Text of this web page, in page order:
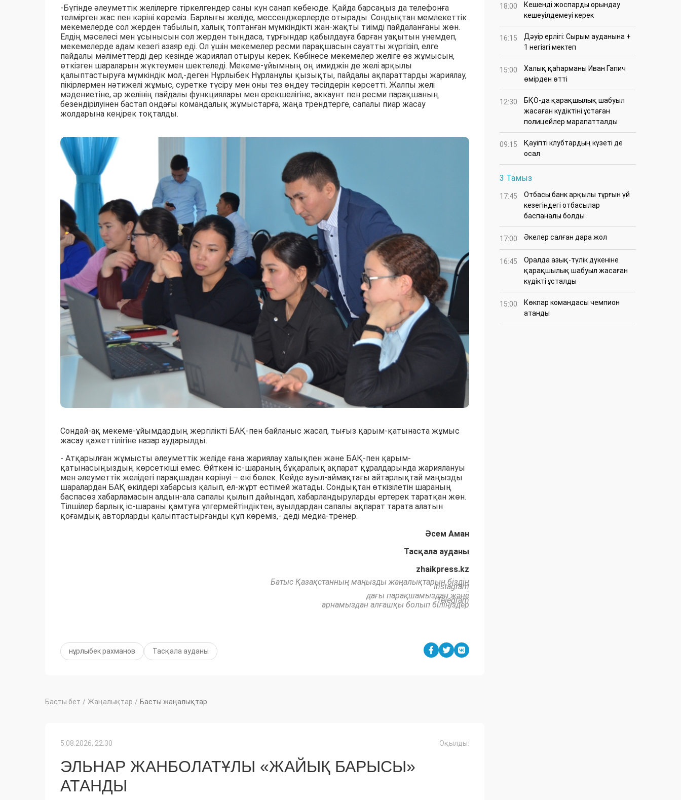
-Бүгінде әлеуметтік желілерге тіркелгендер саны күн санап көбеюде. Қайда барсаңыз да телефонға
телмірген жас пен кәріні көреміз. Барлығы желіде, мессенджерлерде отырады. Сондықтан мемлекеттік
мекемелерде сол жерден табылып, халық топтанған мүмкіндікті жан-жақты тиімді пайдаланғаны жөн.
Елдің мәселесі мен ұсынысын сол жерден тыңдаса, тұрғындар қабылдауға барған уақытын үнемдеп,
мекемелерде адам кезегі азаяр еді. Ол үшін мекемелер ресми парақшасын сауатты жүргізіп, елге
пайдалы мәліметтерді дер кезінде жариялап отыруы керек. Көбінесе мекемелер желіге өз жұмысын,
өткізген шараларын жүктеумен шектеледі. Мекеме-ұйымның оң имиджін де желі арқылы
қалыптастыруға мүмкіндік мол,-деген Нұрлыбек Нұрланұлы қызықты, пайдалы ақпараттарды жариялау,
пікірлермен нәтижелі жұмыс, суретке түсіру мен оны тез өңдеу тәсілдерін көрсетті. Жалпы желі
мәдениетіне, әр желінің пайдалы функциялары мен ерекшелігіне, аккаунт пен ресми парақшаның
безендірілуінен бастап ондағы командалық жұмыстарға, жаңа трендтерге, сапалы пиар жасау
жолдарына кеңірек тоқталды.
Сондай-ақ мекеме-ұйымдардың жергілікті БАҚ-пен байланыс жасап, тығыз қарым-қатынаста жұмыс
жасау қажеттілігіне назар аударылды.
- Атқарылған жұмысты әлеуметтік желіде ғана жариялау халықпен және БАҚ-пен қарым-
қатынасыңыздың көрсеткіші емес. Өйткені іс-шараның бұқаралық ақпарат құралдарында жариялануы
мен әлеуметтік желідегі парақшадан көрінуі – екі бөлек. Кейде ауыл-аймақтағы айтарлықтай маңызды
шаралардан БАҚ өкілдері хабарсыз қалып, ел-жұрт естімей жатады. Сондықтан өткізілетін шараның
баспасөз хабарламасын алдын-ала сапалы қылып дайындап, хабарландыруларды ертерек таратқан жөн.
Тілшілер барлық іс-шараны қамтуға үлгермейтіндіктен, ауылдардан сапалы ақпарат тарата алатын
қоғамдық авторларды қалыптастырғанды құп көреміз,- деді медиа-тренер.
Әсем Аман
Тасқала ауданы
zhaikpress.kz
Батыс Қазақстанның маңызды жаңалықтарын біздің
Instagram-
дағы парақшамыздан және
Telegram
арнамыздан алғашқы болып біліңіздер
нұрлыбек рахманов Тасқала ауданы
Басты бет / Жаңалықтар / Басты жаңалықтар
5.08.2026, 22:30 Оқылды:
ЭЛЬНАР ЖАНБОЛАТҰЛЫ «ЖАЙЫҚ БАРЫСЫ»
АТАНДЫ
18:00
Кешенді жоспарды орындау
кешеуілдемеуі керек
16:15
Дәуір ерлігі: Сырым ауданына +
1 негізгі мектеп
15:00
Халық қаһарманы Иван Гапич
өмірден өтті
12:30
БҚО-да қарақшылық шабуыл
жасаған күдіктіні ұстаған
полицейлер марапатталды
09:15
Қауіпті клубтардың күзеті де
осал
3 Тамыз
17:45
Отбасы банк арқылы тұрғын үй
кезегіндегі отбасылар
баспаналы болды
17:00 Әкелер салған дара жол
16:45
Оралда азық-түлік дүкеніне
қарақшылық шабуыл жасаған
күдікті ұсталды
15:00
Көкпар командасы чемпион
атанды